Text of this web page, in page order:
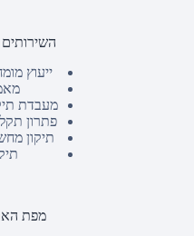
השירותים
ייעוץ
מעבדת
פתרון
תיקון
מפת